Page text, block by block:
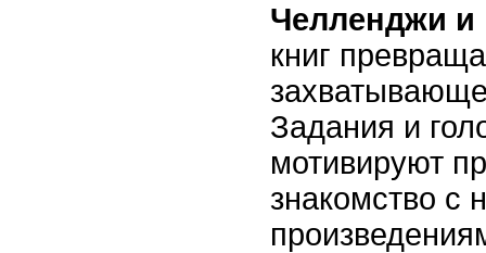
Челленджи и
книг
Задания и
мотивируют
знакомство с